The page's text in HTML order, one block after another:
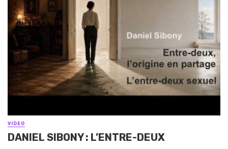
VIDEO
DANIEL SIBONY : L’ENTRE-DEUX